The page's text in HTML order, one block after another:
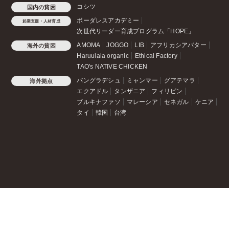
国内の貧困 コシツ
起業支援・人材育成
ボーダレスアカデミー
次世代リーダー育成プログラム「HOPE」
海外の貧困 AMOMA JOGGO LIB
アフリカシアバター
Haruulala organic
Ethical Factory
TAO's NATIVE CHICKEN
海外拠点 バングラデシュ ミャンマー
グアテマラ
エクアドル
タンザニア
フィリピン
ブルキナファソ
マレーシア セネガル
ケニア
タイ
韓国 台湾